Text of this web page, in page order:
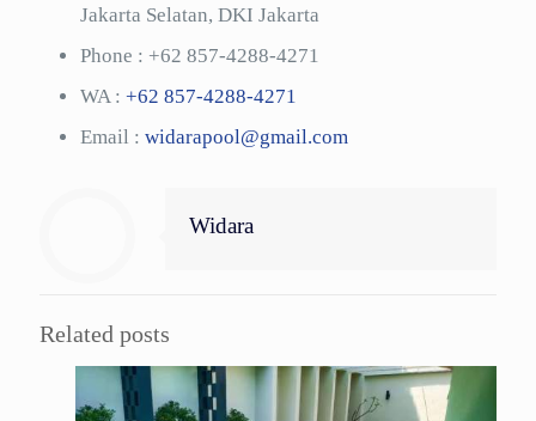
Jakarta Selatan, DKI Jakarta
Phone : +62 857-4288-4271
WA : +62 857-4288-4271
Email : widarapool@gmail.com
Widara
Related posts